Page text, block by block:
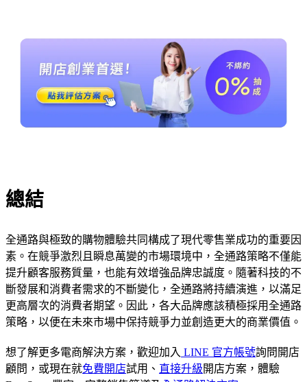
總結
全通路與極致的購物體驗共同構成了現代零售業成功的重要因
素。在競爭激烈且瞬息萬變的市場環境中，全通路策略不僅能
提升顧客服務質量，也能有效增強品牌忠誠度。隨著科技的不
斷發展和消費者需求的不斷變化，全通路將持續演進，以滿足
更高層次的消費者期望。因此，各大品牌應該積極採用全通路
策略，以便在未來市場中保持競爭力並創造更大的商業價值。
想了解更多電商解決方案，歡迎加入 LINE 官方帳號詢問開店
顧問，或現在就免費開店試用、 直接升級開店方案，體驗